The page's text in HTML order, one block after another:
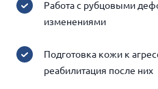
Работа с рубцовыми
изменениями
Подготовка кожи к
реабилитация после них